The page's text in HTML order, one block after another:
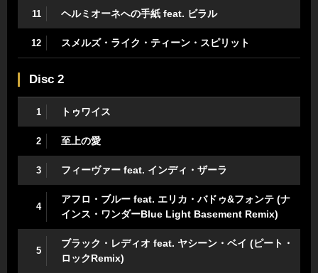
11 ヘルミオーネへの手紙 feat. ビラル
12 スメルズ・ライク・ティーン・スピリット
Disc 2
1 トゥワイス
2 至上の愛
3 フィーヴァー feat. インディ・ザーラ
4
アフロ・ブルー feat. エリカ・バドゥ&フォンテ (ナ
インス・ワンダーBlue Light Basement Remix)
5
ブラック・レディオ feat. ヤシーン・ベイ (ピート・
ロックRemix)